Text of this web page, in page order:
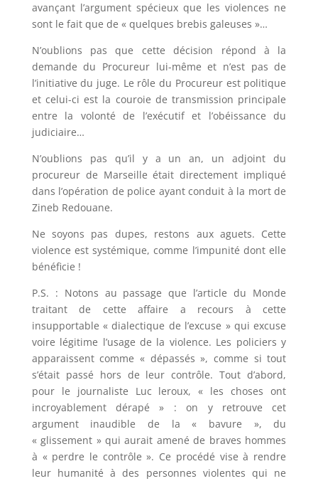
avançant l’argument spécieux que les violences ne
sont le fait que de « quelques brebis galeuses »…
N’oublions pas que cette décision répond à la
demande du Procureur lui-même et n’est pas de
l’initiative du juge. Le rôle du Procureur est politique
et celui-ci est la couroie de transmission principale
entre la volonté de l’exécutif et l’obéissance du
judiciaire…
N’oublions pas qu’il y a un an, un adjoint du
procureur de Marseille était directement impliqué
dans l’opération de police ayant conduit à la mort de
Zineb Redouane.
Ne soyons pas dupes, restons aux aguets. Cette
violence est systémique, comme l’impunité dont elle
bénéficie !
P.S. : Notons au passage que l’article du Monde
traitant de cette affaire a recours à cette
insupportable « dialectique de l’excuse » qui excuse
voire légitime l’usage de la violence. Les policiers y
apparaissent comme « dépassés », comme si tout
s’était passé hors de leur contrôle. Tout d’abord,
pour le journaliste Luc leroux, « les choses ont
incroyablement dérapé » : on y retrouve cet
argument inaudible de la « bavure », du
« glissement » qui aurait amené de braves hommes
à « perdre le contrôle ». Ce procédé vise à rendre
leur humanité à des personnes violentes qui ne